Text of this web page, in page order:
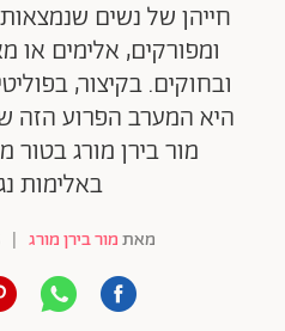
חייהן של נשים
ומפורקים, אלימים או
ובחוקים. בקיצור,
היא המערב הפרוע הזה
מור בירן מורג בטור
באלימות
מאתמור בירן מורג |